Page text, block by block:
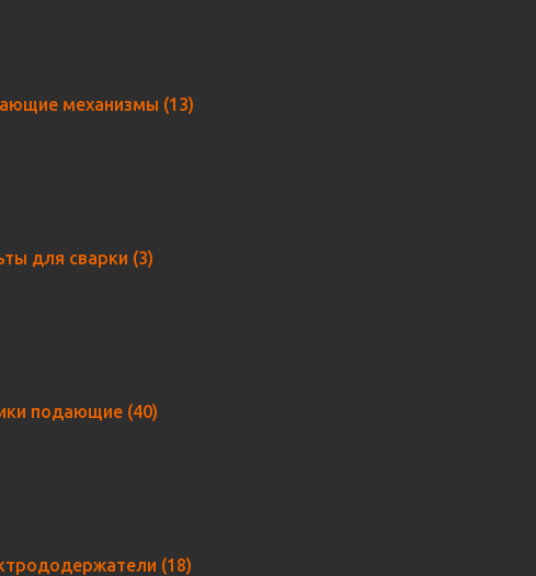
механизмы (13)
для сварки (3)
подающие (40)
(18)